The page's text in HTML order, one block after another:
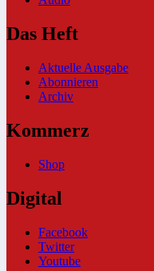
Das Heft
Aktuelle Ausgabe
Abonnieren
Archiv
Kommerz
Shop
Digital
Facebook
Twitter
Youtube